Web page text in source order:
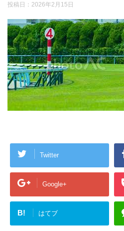
投稿日： 2026年2月15日
Twitter
Google+
B! はてブ